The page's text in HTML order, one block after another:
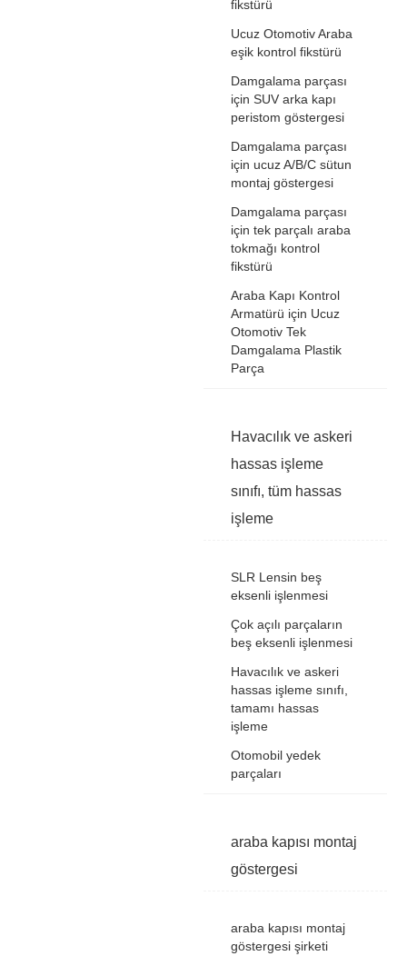
fikstürü
Ucuz Otomotiv Araba
eşik kontrol fikstürü
Damgalama parçası
için SUV arka kapı
peristom göstergesi
Damgalama parçası
için ucuz A/B/C sütun
montaj göstergesi
Damgalama parçası
için tek parçalı araba
tokmağı kontrol
fikstürü
Araba Kapı Kontrol
Armatürü için Ucuz
Otomotiv Tek
Damgalama Plastik
Parça
Havacılık ve askeri
hassas işleme
sınıfı, tüm hassas
işleme
SLR Lensin beş
eksenli işlenmesi
Çok açılı parçaların
beş eksenli işlenmesi
Havacılık ve askeri
hassas işleme sınıfı,
tamamı hassas
işleme
Otomobil yedek
parçaları
araba kapısı montaj
göstergesi
araba kapısı montaj
göstergesi şirketi